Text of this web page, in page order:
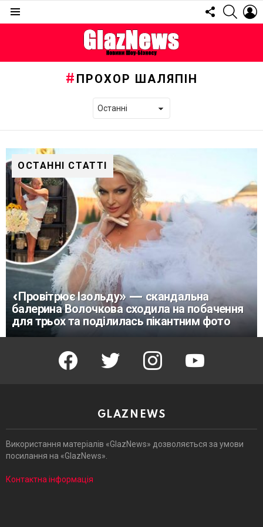
FOLLOW
US
ПРОХОР ШАЛЯПІН
ОСТАННІ СТАТТІ
«Провітрює Ізольду» — скандальна
балерина Волочкова сходила на побачення
для трьох та поділилась пікантним фото
facebook twitter instagram youtube
GLAZNEWS
Використання матеріалів «GlazNews» дозволяється за умови
посилання на «GlazNews».
Контактна інформація